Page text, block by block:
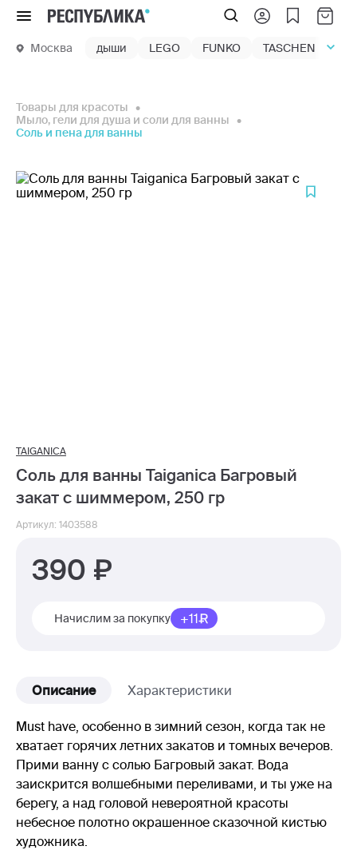
Меню
Москва дыши LEGO FUNKO TASCHEN
Товары для красоты
Мыло, гели для душа и соли для ванны
Соль и пена для ванны
TAIGANICA
Соль для ванны Taiganica Багровый
закат с шиммером, 250 гр
Артикул: 1403588
390
Начислим за покупку +11
Описание Характеристики
Must have, особенно в зимний сезон, когда так не
хватает горячих летних закатов и томных вечеров.
Прими ванну с солью Багровый закат. Вода
заискрится волшебными переливами, и ты уже на
берегу, а над головой невероятной красоты
небесное полотно окрашенное сказочной кистью
художника.